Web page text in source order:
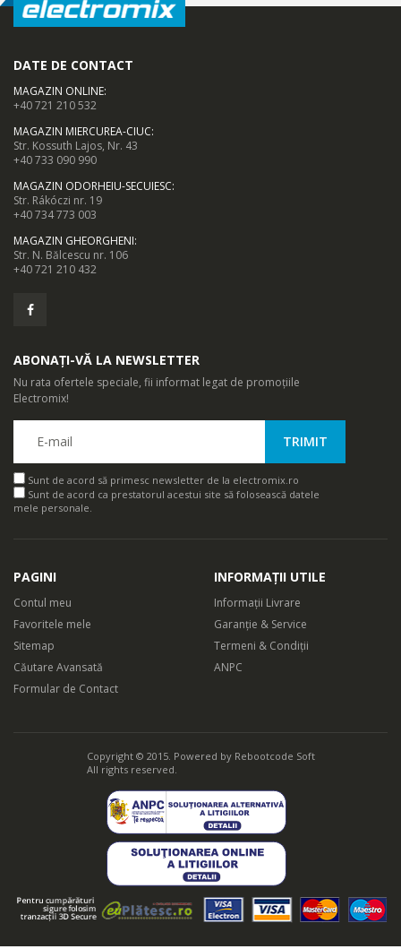
DATE DE CONTACT
MAGAZIN ONLINE:
+40 721 210 532
MAGAZIN MIERCUREA-CIUC:
Str. Kossuth Lajos, Nr. 43
+40 733 090 990
MAGAZIN ODORHEIU-SECUIESC:
Str. Rákóczi nr. 19
+40 734 773 003
MAGAZIN GHEORGHENI:
Str. N. Bălcescu nr. 106
+40 721 210 432
ABONAȚI-VĂ LA NEWSLETTER
Nu rata ofertele speciale, fii informat legat de promoțiile
Electromix!
Sunt de acord să primesc newsletter de la electromix.ro
Sunt de acord ca prestatorul acestui site să folosească datele
mele personale.
PAGINI
Contul meu
Favoritele mele
Sitemap
Căutare Avansată
Formular de Contact
INFORMAȚII UTILE
Informații Livrare
Garanție & Service
Termeni & Condiții
ANPC
Copyright © 2015. Powered by Rebootcode Soft
All rights reserved.